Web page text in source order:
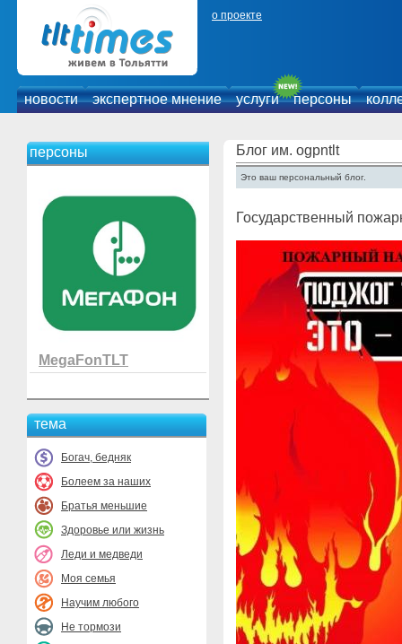
о проекте
новости экспертное мнение услуги персоны
персоны
MegaFonTLT
тема
Богач, бедняк
Болеем за наших
Братья меньшие
Здоровье или жизнь
Леди и медведи
Моя семья
Научим любого
Не тормози
Блог им. ogpntlt
Это ваш персональный блог.
Государственный